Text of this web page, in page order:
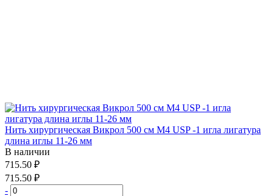
Нить хирургическая Викрол 500 см М4 USP -1 игла лигатура
длина иглы 11-26 мм
В наличии
715.50 ₽
715.50 ₽
-